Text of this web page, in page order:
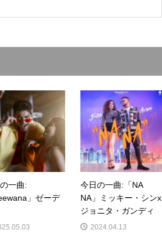
一曲:
」ゼーデ
今日の一曲:「NA
NA」ミッキー・シンx
ジョニタ・ガンディ
2024.04.13